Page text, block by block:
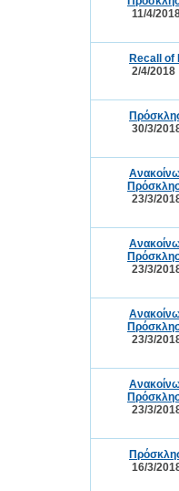
11/4/
Recall of
2/4/2018
30/3/
23/3/
23/3/
23/3/
23/3/
16/3/